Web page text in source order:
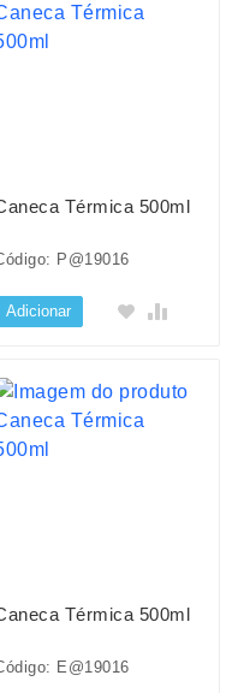
Térmica 500ml
P@19016
Adicionar
Térmica 500ml
E@19016